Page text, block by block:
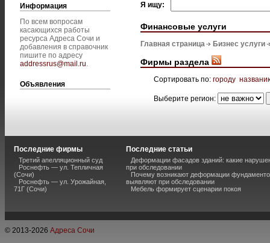
Информация
По всем вопросам
касающихся работы
ресурса Адреса Сочи и
добавления в справочник
пишите по адресу
addressrus@mail.ru.
Объявления
Я ищу:
Финансовые услуги
Главная страница Бизнес услуги
Фирмы раздела
Сортировать по: городу
Выберите регион:
Последние фирмы
Третий апелляционный суд
Роснефть — ул. Тепличная
(Сочи)
Роснефть — ул. Урожайная,
71Г (Сочи)
Последние статьи
Деформации фасадов зданий: какие
при обследовании
Почему возникают деформации
выявляют при обследовании
Мебель формирует сценарии покоя
© 2013-2026 Адреса Сочи